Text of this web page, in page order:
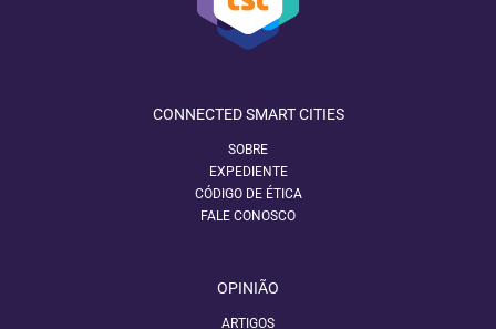
CONNECTED SMART CITIES
SOBRE
EXPEDIENTE
CÓDIGO DE ÉTICA
FALE CONOSCO
OPINIÃO
ARTIGOS